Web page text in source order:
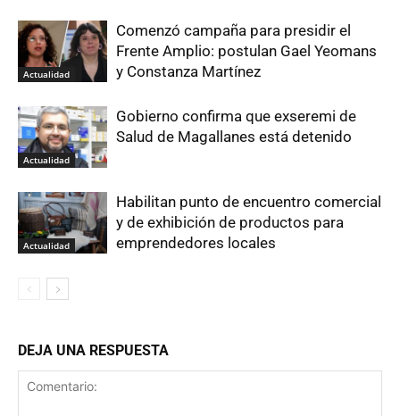
Actualidad
Comenzó campaña para presidir el
Frente Amplio: postulan Gael Yeomans
y Constanza Martínez
Actualidad
Gobierno confirma que exseremi de
Salud de Magallanes está detenido
Actualidad
Habilitan punto de encuentro comercial
y de exhibición de productos para
emprendedores locales
DEJA UNA RESPUESTA